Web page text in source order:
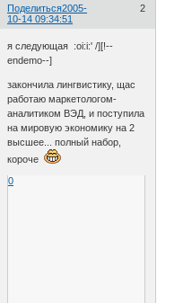
Поделиться 2
2005-
10-14 09:34:51
я следующая :oi:i:' /][!--
endemo--]
закончила лингвистику, щас
работаю маркетологом-
аналитиком ВЭД, и поступила
на мировую экономику на 2
высшее... полный набор,
короче
0